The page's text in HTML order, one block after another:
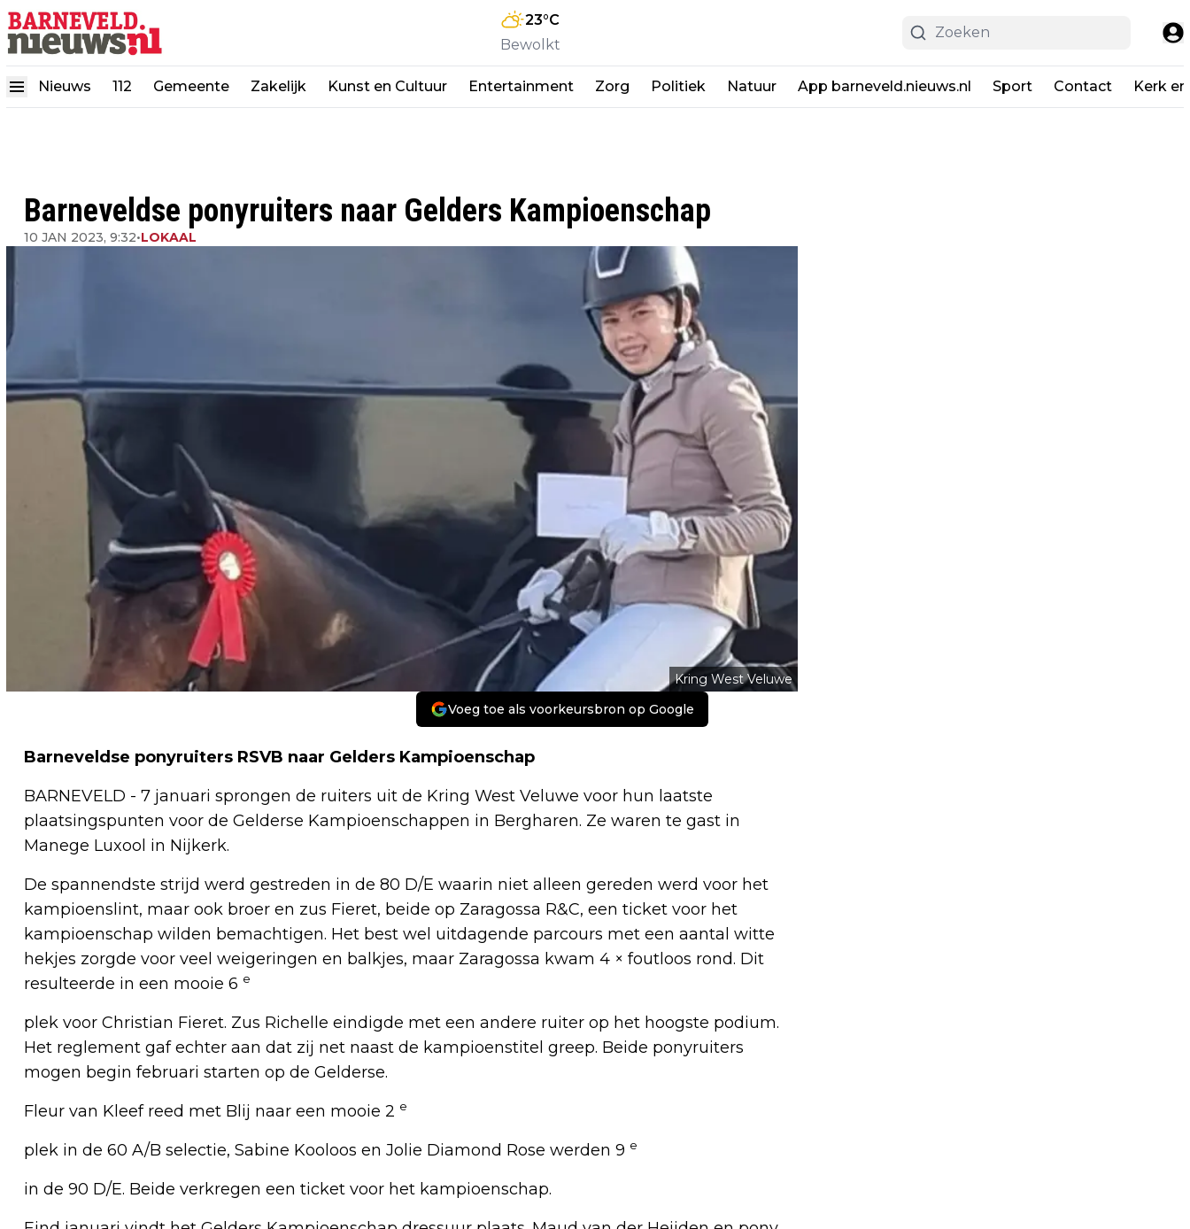
23°C
Bewolkt
Nieuws 112 Gemeente Zakelijk Kunst en Cultuur Entertainment Zorg Politiek Natuur App barneveld.nieuws.nl Sport Contact Kerk
Barneveldse ponyruiters naar Gelders Kampioenschap
10 JAN 2023, 9:32•LOKAAL
Kring West Veluwe
Voeg toe als voorkeursbron op Google
Barneveldse ponyruiters RSVB naar Gelders Kampioenschap
BARNEVELD - 7 januari sprongen de ruiters uit de Kring West Veluwe voor hun laatste
plaatsingspunten voor de Gelderse Kampioenschappen in Bergharen. Ze waren te gast in
Manege Luxool in Nijkerk.
De spannendste strijd werd gestreden in de 80 D/E waarin niet alleen gereden werd voor het
kampioenslint, maar ook broer en zus Fieret, beide op Zaragossa R&C, een ticket voor het
kampioenschap wilden bemachtigen. Het best wel uitdagende parcours met een aantal witte
hekjes zorgde voor veel weigeringen en balkjes, maar Zaragossa kwam 4 × foutloos rond. Dit
resulteerde in een mooie 6 e
plek voor Christian Fieret. Zus Richelle eindigde met een andere ruiter op het hoogste podium.
Het reglement gaf echter aan dat zij net naast de kampioenstitel greep. Beide ponyruiters
mogen begin februari starten op de Gelderse.
Fleur van Kleef reed met Blij naar een mooie 2 e
plek in de 60 A/B selectie, Sabine Kooloos en Jolie Diamond Rose werden 9 e
in de 90 D/E. Beide verkregen een ticket voor het kampioenschap.